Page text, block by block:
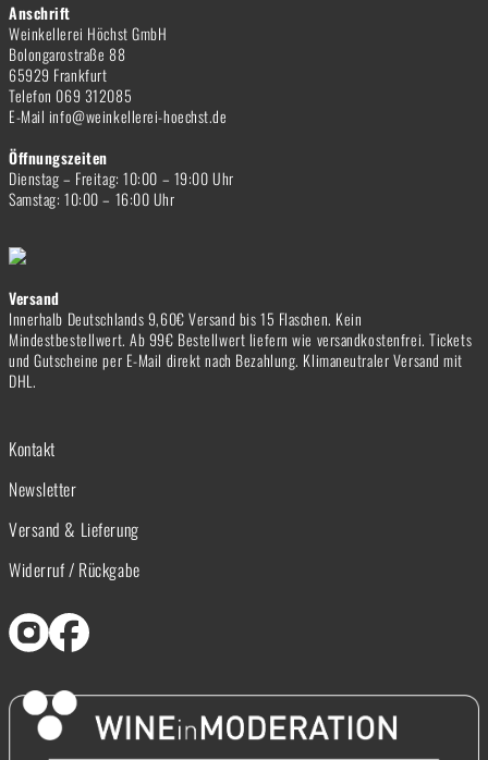
Anschrift
Weinkellerei Höchst GmbH
Bolongarostraße 88
65929 Frankfurt
Telefon 069 312085
E-Mail info@weinkellerei-hoechst.de
Öffnungszeiten
Dienstag – Freitag: 10:00 – 19:00 Uhr
Samstag: 10:00 – 16:00 Uhr
Versand
Innerhalb Deutschlands 9,60€ Versand bis 15 Flaschen. Kein
Mindestbestellwert. Ab 99€ Bestellwert liefern wie versandkostenfrei. Tickets
und Gutscheine per E-Mail direkt nach Bezahlung. Klimaneutraler Versand mit
DHL.
Kontakt
Newsletter
Versand & Lieferung
Widerruf / Rückgabe